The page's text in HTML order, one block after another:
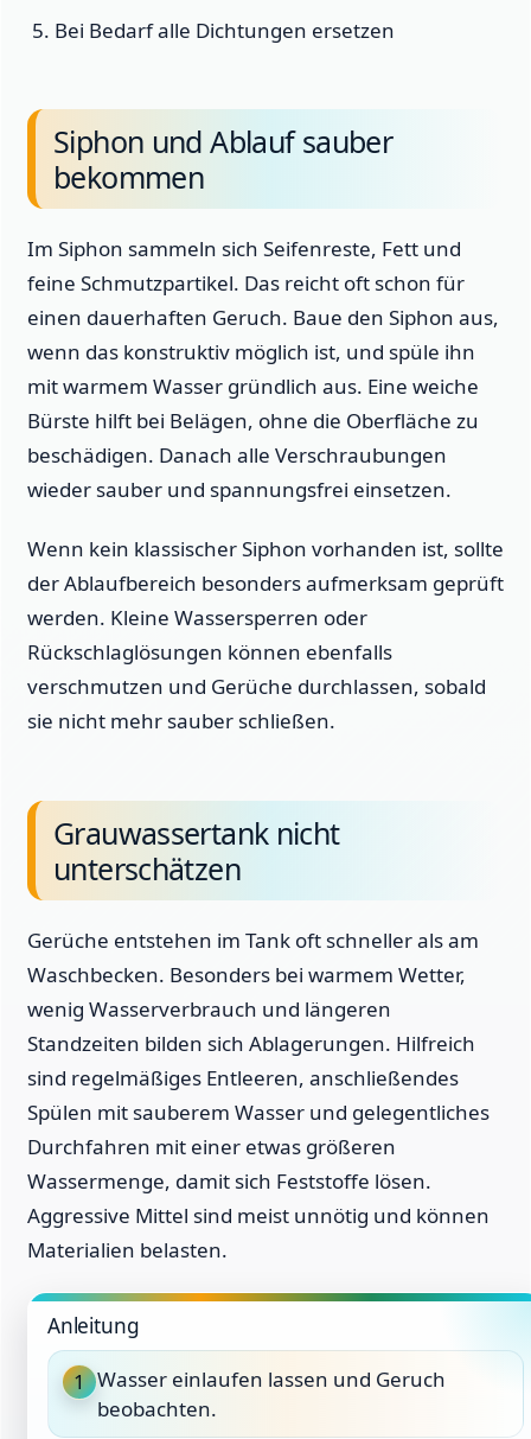
Bei Bedarf alle Dichtungen ersetzen
Siphon und Ablauf sauber
bekommen
Im Siphon sammeln sich Seifenreste, Fett und
feine Schmutzpartikel. Das reicht oft schon für
einen dauerhaften Geruch. Baue den Siphon aus,
wenn das konstruktiv möglich ist, und spüle ihn
mit warmem Wasser gründlich aus. Eine weiche
Bürste hilft bei Belägen, ohne die Oberfläche zu
beschädigen. Danach alle Verschraubungen
wieder sauber und spannungsfrei einsetzen.
Wenn kein klassischer Siphon vorhanden ist, sollte
der Ablaufbereich besonders aufmerksam geprüft
werden. Kleine Wassersperren oder
Rückschlaglösungen können ebenfalls
verschmutzen und Gerüche durchlassen, sobald
sie nicht mehr sauber schließen.
Grauwassertank nicht
unterschätzen
Gerüche entstehen im Tank oft schneller als am
Waschbecken. Besonders bei warmem Wetter,
wenig Wasserverbrauch und längeren
Standzeiten bilden sich Ablagerungen. Hilfreich
sind regelmäßiges Entleeren, anschließendes
Spülen mit sauberem Wasser und gelegentliches
Durchfahren mit einer etwas größeren
Wassermenge, damit sich Feststoffe lösen.
Aggressive Mittel sind meist unnötig und können
Materialien belasten.
Anleitung
1 Wasser einlaufen lassen und Geruch
beobachten.